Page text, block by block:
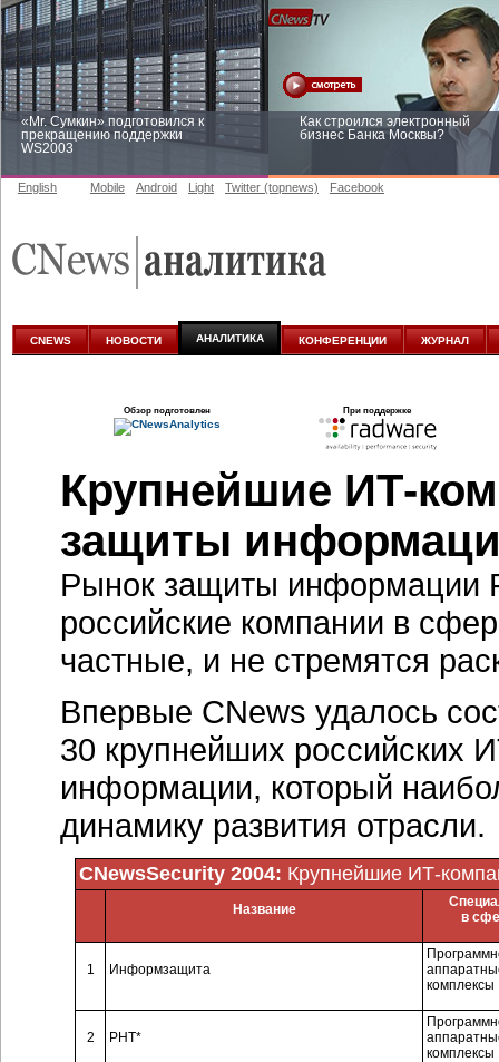
«Mr. Сумкин» подготовился к
прекращению поддержки
WS2003
Как строился электронный
бизнес Банка Москвы?
аналитике
English Mobile Android Light Twitter (topnews) Facebook
CNEWS НОВОСТИ АНАЛИТИКА КОНФЕРЕНЦИИ ЖУРНАЛ
Обзор подготовлен При поддержке
Крупнейшие ИТ-
защиты
Рынок защиты информации
российские компании в
частные, и не стремятся
Впервые CNews удалось
30 крупнейших российских
информации, который
динамику развития отрасли.
CNewsSecurity 2004: Крупнейшие ИТ-
Название
в
1 Информзащита
комплексы
2 РНТ*
комплексы